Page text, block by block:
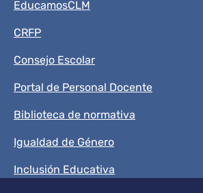
Menú del pie
EducamosCLM
CRFP
Consejo Escolar
Portal de Personal Docente
Biblioteca de normativa
Igualdad de Género
Inclusión Educativa